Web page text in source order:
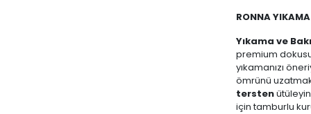
RONNA
Yıkama ve
premium
yıkamanızı
ömrünü
tersten
için tamburlu